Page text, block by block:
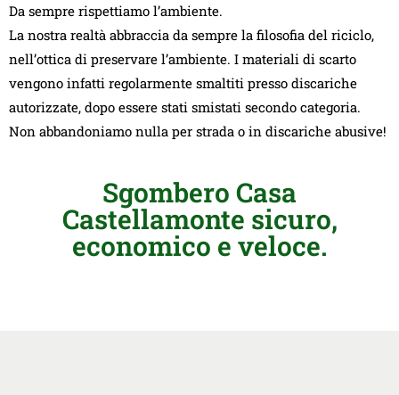
Da sempre rispettiamo l’ambiente.
La nostra realtà abbraccia da sempre la filosofia del riciclo,
nell’ottica di preservare l’ambiente. I materiali di scarto
vengono infatti regolarmente smaltiti presso discariche
autorizzate, dopo essere stati smistati secondo categoria.
Non abbandoniamo nulla per strada o in discariche abusive!
Sgombero Casa
Castellamonte sicuro,
economico e veloce.